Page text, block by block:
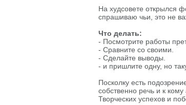
На худсовете открылся
спрашиваю чьи, это не
Что делать:
- Посмотрите работы
- Сравните со своими.
- Сделайте выводы.
- и пришлите одну, но
Посколку есть
собственно речь и к
Творческих успехов и